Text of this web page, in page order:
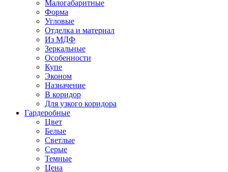
Малогабаритные
Форма
Угловые
Отделка и материал
Из МДФ
Зеркальные
Особенности
Купе
Эконом
Назначение
В коридор
Для узкого коридора
Гардеробные
Цвет
Белые
Светлые
Серые
Темные
Цена